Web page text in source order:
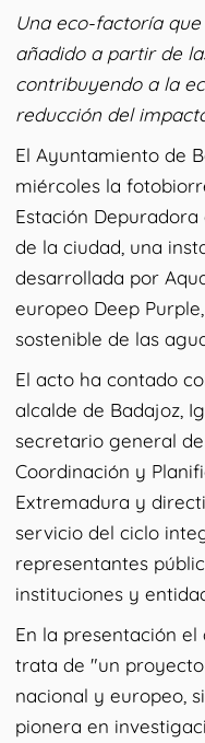
Una eco-factoría
añadido a partir de
contribuyendo a la
reducción del
El Ayuntamiento de
miércoles la
Estación Depuradora
de la ciudad, una
desarrollada por
europeo Deep
sostenible de las
El acto ha contado
alcalde de Badajoz,
secretario general
Coordinación y
Extremadura y
servicio del ciclo
representantes
instituciones y
En la presentación
trata de "un
nacional y europeo,
pionera en